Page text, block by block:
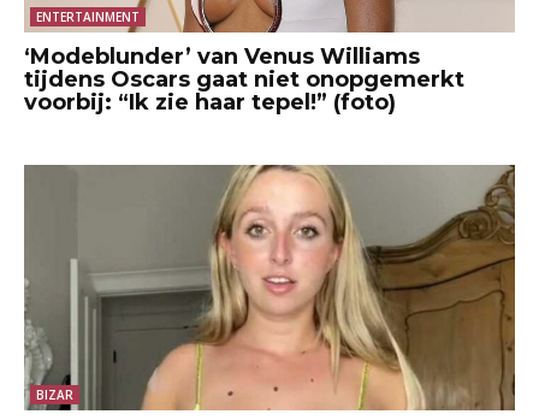
ENTERTAINMENT
‘Modeblunder’ van Venus Williams
tijdens Oscars gaat niet onopgemerkt
voorbij: “Ik zie haar tepel!” (foto)
BIZAR